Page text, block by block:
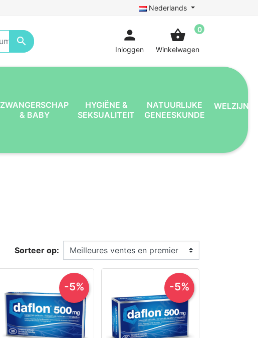
Nederlands
 person
Inloggen
shopping_basket 0
Winkelwagen
ZWANGERSCHAP
& BABY
HYGIËNE &
SEKSUALITEIT
NATUURLIJKE
GENEESKUNDE
WELZIJN
Sorteer op:
-5% -5%